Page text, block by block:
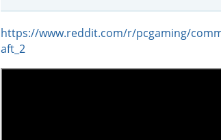
https://www.reddit.com/r/pcgaming/
aft_2